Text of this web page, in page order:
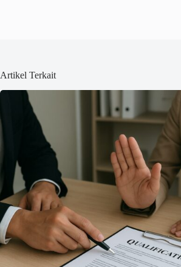
Artikel Terkait